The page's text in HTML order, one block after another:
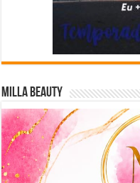
Milla Beauty